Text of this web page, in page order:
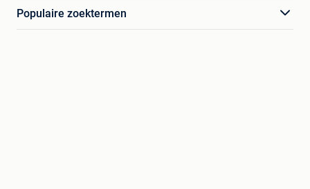
Populaire zoektermen